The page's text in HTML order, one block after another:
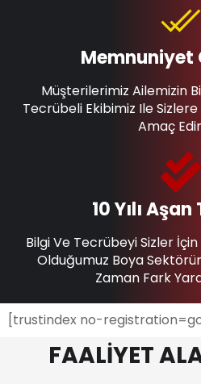
10 Yılı
Bilgi Ve Tecrübeyi Sizler
Olduğumuz Boya
Zaman Fark
Memnuniyet
Müşterilerimiz Ailemizin
Tecrübeli Ekibimiz Ile Sizlere
Amaç
[trustindex no-
FAALİYET